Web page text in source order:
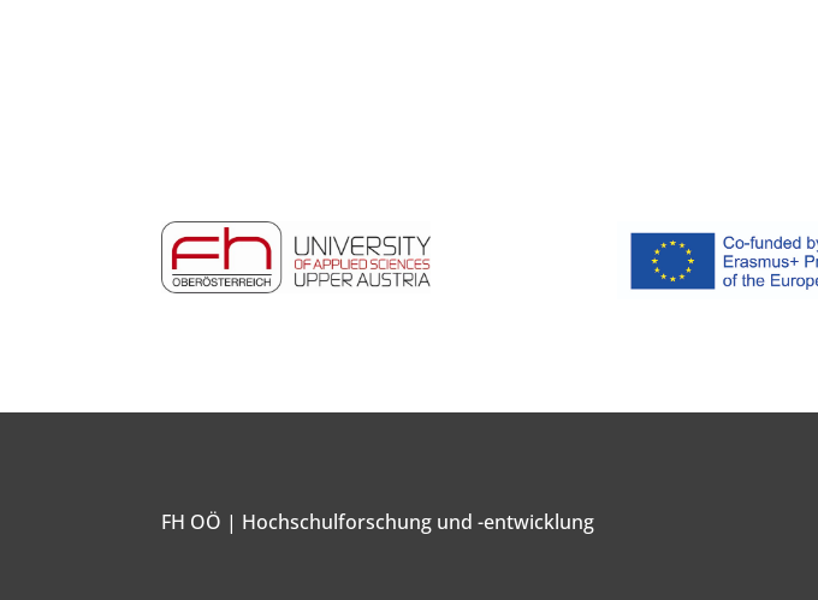
FH OÖ | Hochschulforschung und -entwicklung